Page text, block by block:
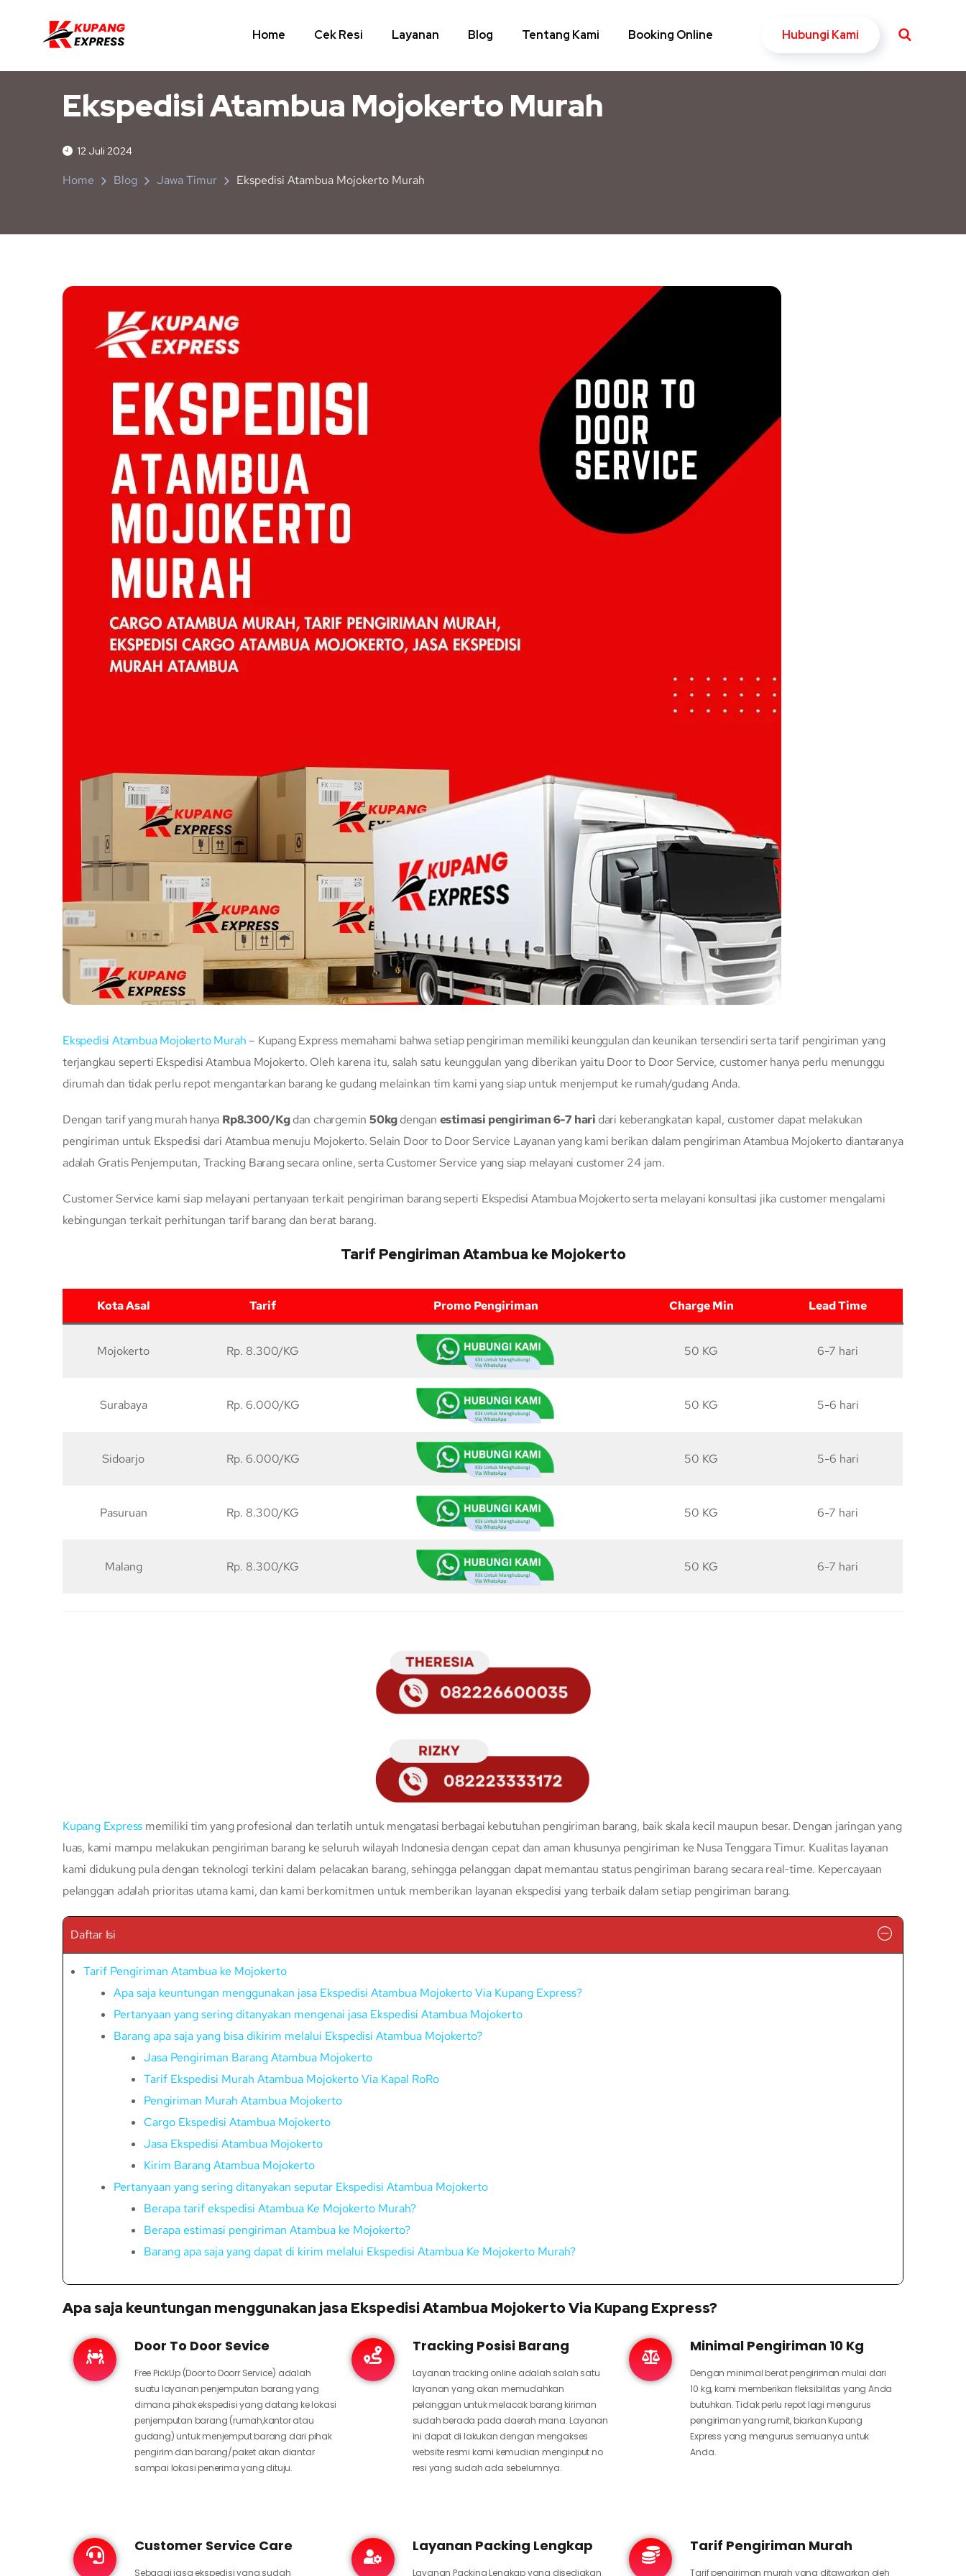
Home Cek Resi Layanan Blog Tentang Kami Booking Online Hubungi Kami
Ekspedisi Atambua Mojokerto Murah
12 Juli 2024
Home Blog Jawa Timur Ekspedisi Atambua Mojokerto Murah
Ekspedisi Atambua Mojokerto Murah – Kupang Express memahami bahwa setiap pengiriman memiliki keunggulan dan keunikan tersendiri serta tarif pengiriman yang
terjangkau seperti Ekspedisi Atambua Mojokerto. Oleh karena itu, salah satu keunggulan yang diberikan yaitu Door to Door Service, customer hanya perlu menunggu
dirumah dan tidak perlu repot mengantarkan barang ke gudang melainkan tim kami yang siap untuk menjemput ke rumah/gudang Anda.
Dengan tarif yang murah hanya Rp8.300/Kgdan chargemin50kgdengan estimasi pengiriman 6-7 hari dari keberangkatan kapal, customer dapat melakukan
pengiriman untuk Ekspedisi dari Atambua menuju Mojokerto. Selain Door to Door Service Layanan yang kami berikan dalam pengiriman Atambua Mojokerto diantaranya
adalah Gratis Penjemputan, Tracking Barang secara online, serta Customer Service yang siap melayani customer 24 jam.
Customer Service kami siap melayani pertanyaan terkait pengiriman barang seperti Ekspedisi Atambua Mojokerto serta melayani konsultasi jika customer mengalami
kebingungan terkait perhitungan tarif barang dan berat barang.
Tarif Pengiriman Atambua ke Mojokerto
Kota Asal Tarif Promo Pengiriman Charge Min Lead Time
Mojokerto Rp. 8.300/KG 50 KG 6-7 hari
Surabaya Rp. 6.000/KG 50 KG 5-6 hari
Sidoarjo Rp. 6.000/KG 50 KG 5-6 hari
Pasuruan Rp. 8.300/KG 50 KG 6-7 hari
Malang Rp. 8.300/KG 50 KG 6-7 hari
Kupang Express memiliki tim yang profesional dan terlatih untuk mengatasi berbagai kebutuhan pengiriman barang, baik skala kecil maupun besar. Dengan jaringan yang
luas, kami mampu melakukan pengiriman barang ke seluruh wilayah Indonesia dengan cepat dan aman khusunya pengiriman ke Nusa Tenggara Timur. Kualitas layanan
kami didukung pula dengan teknologi terkini dalam pelacakan barang, sehingga pelanggan dapat memantau status pengiriman barang secara real-time. Kepercayaan
pelanggan adalah prioritas utama kami, dan kami berkomitmen untuk memberikan layanan ekspedisi yang terbaik dalam setiap pengiriman barang.
Daftar Isi
Tarif Pengiriman Atambua ke Mojokerto
Apa saja keuntungan menggunakan jasa Ekspedisi Atambua Mojokerto Via Kupang Express?
Pertanyaan yang sering ditanyakan mengenai jasa Ekspedisi Atambua Mojokerto
Barang apa saja yang bisa dikirim melalui Ekspedisi Atambua Mojokerto?
Jasa Pengiriman Barang Atambua Mojokerto
Tarif Ekspedisi Murah Atambua Mojokerto Via Kapal RoRo
Pengiriman Murah Atambua Mojokerto
Cargo Ekspedisi Atambua Mojokerto
Jasa Ekspedisi Atambua Mojokerto
Kirim Barang Atambua Mojokerto
Pertanyaan yang sering ditanyakan seputar Ekspedisi Atambua Mojokerto
Berapa tarif ekspedisi Atambua Ke Mojokerto Murah?
Berapa estimasi pengiriman Atambua ke Mojokerto?
Barang apa saja yang dapat di kirim melalui Ekspedisi Atambua Ke Mojokerto Murah?
Apa saja keuntungan menggunakan jasa Ekspedisi Atambua Mojokerto Via Kupang Express?
Door To Door Sevice
Free PickUp (Door to Doorr Service) adalah
suatu layanan penjemputan barang yang
dimana pihak ekspedisi yang datang ke lokasi
penjemputan barang (rumah,kantor atau
gudang) untuk menjemput barang dari pihak
pengirim dan barang/paket akan diantar
sampai lokasi penerima yang dituju.
Tracking Posisi Barang
Layanan tracking online adalah salah satu
layanan yang akan memudahkan
pelanggan untuk melacak barang kiriman
sudah berada pada daerah mana. Layanan
ini dapat di lakukan dengan mengakses
website resmi kami kemudian menginput no
resi yang sudah ada sebelumnya.
Minimal Pengiriman 10 Kg
Dengan minimal berat pengiriman mulai dari
10 kg, kami memberikan fleksibilitas yang Anda
butuhkan. Tidak perlu repot lagi mengurus
pengiriman yang rumit, biarkan Kupang
Express yang mengurus semuanya untuk
Anda.
Customer Service Care
Sebagai jasa ekspedisi yang sudah
Layanan Packing Lengkap
Layanan Packing Lengkap yang disediakan
Tarif Pengiriman Murah
Tarif pengiriman murah yang ditawarkan oleh